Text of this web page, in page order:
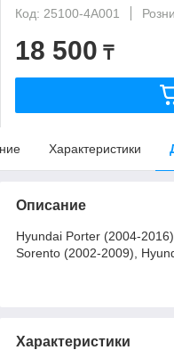
Код: 25100-4A001
18 500 ₸
Характеристики
Описание
Hyundai Porter (2004-
Sorento (2002-2009),
Характеристики